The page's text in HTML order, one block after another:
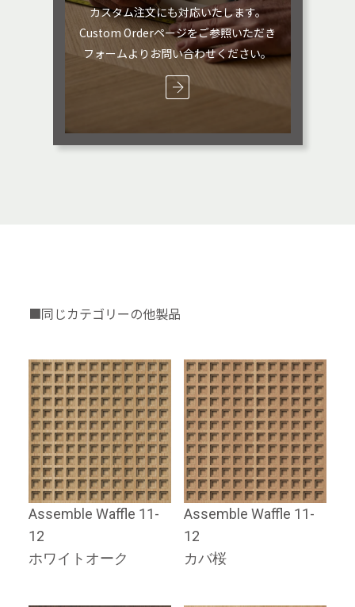
カスタム注文にも対応いたします。
Custom Orderページをご参照いただき
フォームよりお問い合わせください。
■同じカテゴリーの他製品
Assemble Waffle 11-
12
ホワイトオーク
Assemble Waffle 11-
12
カバ桜